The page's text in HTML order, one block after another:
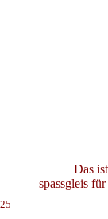
Das
spassgleis